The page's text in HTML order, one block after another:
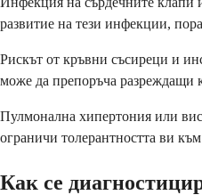
развитие на тези инфекции,
Рискът от кръвни съсиреци и
може да препоръча разреждащи
Пулмонална хипертония или
ограничи толерантността ви
Как се